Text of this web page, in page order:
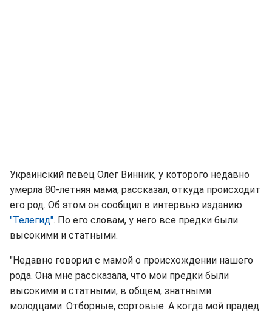
Украинский певец Олег Винник, у которого недавно
умерла 80-летняя мама, рассказал, откуда происходит
его род. Об этом он сообщил в интервью изданию
"Телегид". По его словам, у него все предки были
высокими и статными.
"Недавно говорил с мамой о происхождении нашего
рода. Она мне рассказала, что мои предки были
высокими и статными, в общем, знатными
молодцами. Отборные, сортовые. А когда мой прадед